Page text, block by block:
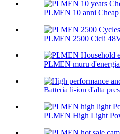
PLMEN 10 anni
PLMEN 2500 Cicli
PLMEN muru
Batteria li-ion d'alta
PLMEN High Light